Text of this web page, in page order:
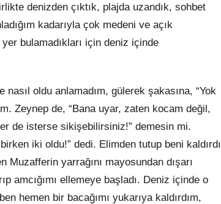
denizden çıktık, plajda uzandık, sohbet
kadarıyla çok medeni ve açık
bulamadıkları için deniz içinde
oldu anlamadım, gülerek şakasına, “Yok
Zeynep de, “Bana uyar, zaten kocam değil,
de isterse sikişebilirsiniz!” demesin mi.
iki oldu!” dedi. Elimden tutup beni kaldırdı
yarrağını mayosundan dışarı
amcığımı ellemeye başladı. Deniz içinde o
hemen bir bacağımı yukarıya kaldırdım,